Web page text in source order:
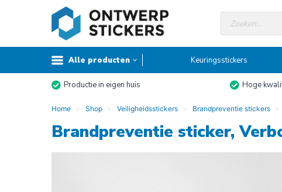
Producten
zoeken
Alle producten Keuringsstickers
Productie in eigen huis Hoge
Home Shop Veiligheidsstickers Brandpreventie stickers
Brandpreventie sticker,